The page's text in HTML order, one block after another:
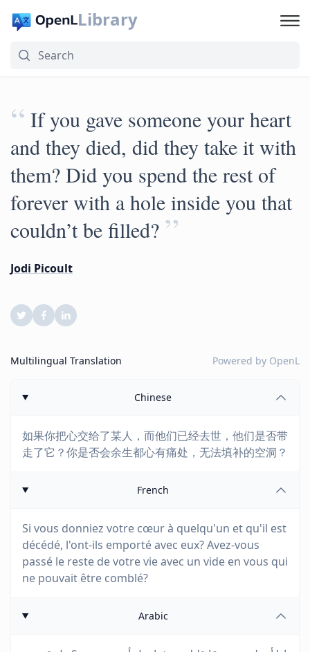
Library
“ If you gave someone your heart
and they died, did they take it with
them? Did you spend the rest of
forever with a hole inside you that
couldn’t be filled? ”
Jodi Picoult
Multilingual Translation Powered by OpenL
Chinese
如果你把心交给了某人，而他们已经去世，他们是否带
走了它？你是否会余生都心有痛处，无法填补的空洞？
French
Si vous donniez votre cœur à quelqu'un et qu'il est
décédé, l'ont-ils emporté avec eux? Avez-vous
passé le reste de votre vie avec un vide en vous qui
ne pouvait être comblé?
Arabic